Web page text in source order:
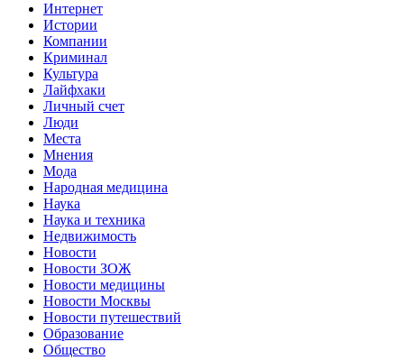
Интернет
Истории
Компании
Криминал
Культура
Лайфхаки
Личный счет
Люди
Места
Мнения
Мода
Народная медицина
Наука
Наука и техника
Недвижимость
Новости
Новости ЗОЖ
Новости медицины
Новости Москвы
Новости путешествий
Образование
Общество